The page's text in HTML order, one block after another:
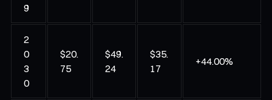
9
2
0
3
0
$20.
75
$49.
24
$35.
17
+44.00%